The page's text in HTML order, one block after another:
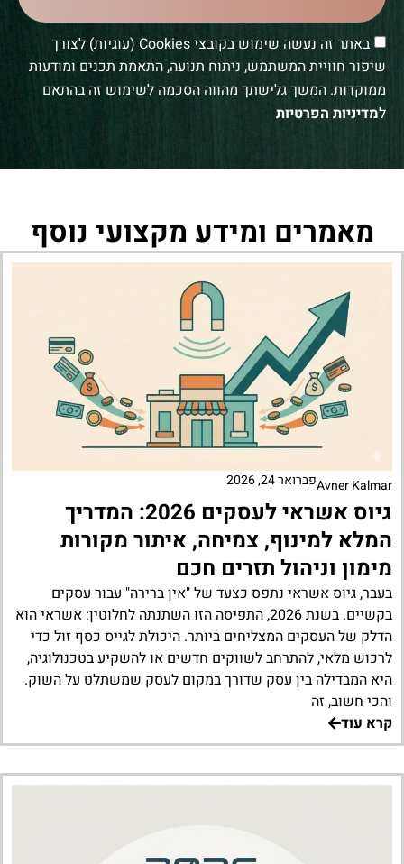
באתר זה נעשה שימוש בקובצי Cookies (עוגיות) לצורך
שיפור חוויית המשתמש, ניתוח תנועה, התאמת תכנים ומודעות
ממוקדות. המשך גלישתך מהווה הסכמה לשימוש זה בהתאם
למדיניות הפרטיות
מאמרים ומידע מקצועי נוסף
Avner Kalmarפברואר 24, 2026
גיוס אשראי לעסקים 2026: המדריך
המלא למינוף, צמיחה, איתור מקורות
מימון וניהול תזרים חכם
בעבר, גיוס אשראי נתפס כצעד של "אין ברירה" עבור עסקים
בקשיים. בשנת 2026, התפיסה הזו השתנתה לחלוטין: אשראי הוא
הדלק של העסקים המצליחים ביותר. היכולת לגייס כסף זול כדי
לרכוש מלאי, להתרחב לשווקים חדשים או להשקיע בטכנולוגיה,
היא המבדילה בין עסק שדורך במקום לעסק שמשתלט על השוק.
והכי חשוב, זה
קרא עוד